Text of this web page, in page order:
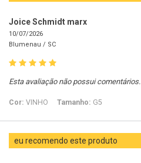
Joice Schmidt marx
10/07/2026
Blumenau / SC
Esta avaliação não possui comentários.
Cor: VINHO Tamanho: G5
eu recomendo este produto